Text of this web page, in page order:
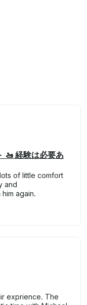
🚤 経験は必要あ
of little comfort
and
again.
exprience. The